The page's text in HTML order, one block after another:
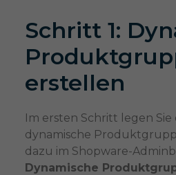
Schritt 1:
erstellen
Im ersten Schritt legen Sie
dynamische
dazu im Shopware-
Dynamische